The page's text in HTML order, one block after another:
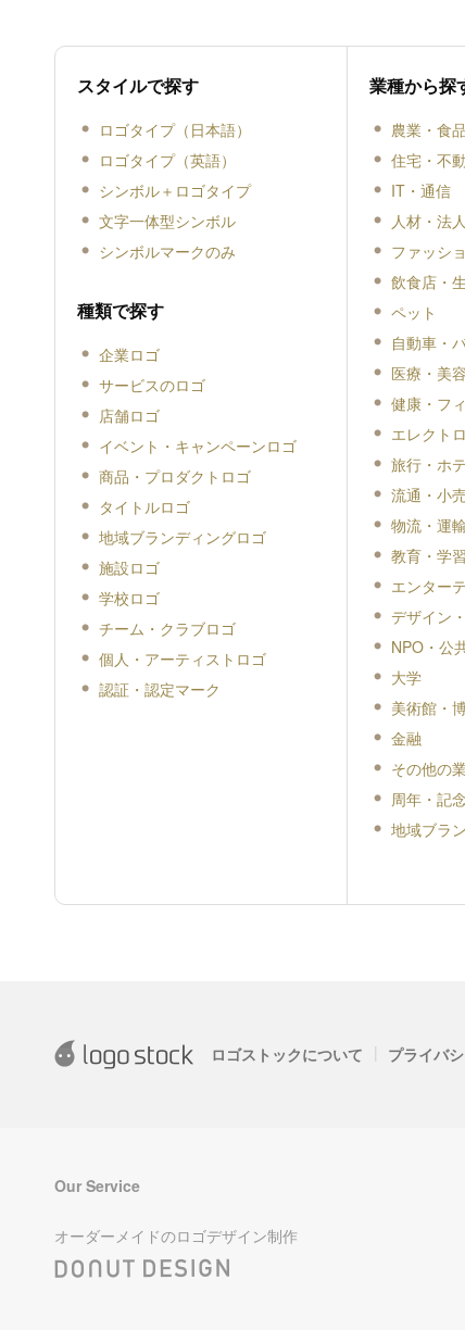
スタイルで探す
ロゴタイプ（日本語）
ロゴタイプ（英語）
シンボル＋ロゴタイプ
文字一体型シンボル
シンボルマークのみ
種類で探す
企業ロゴ
サービスのロゴ
店舗ロゴ
イベント・キャンペーンロゴ
商品・プロダクトロゴ
タイトルロゴ
地域ブランディングロゴ
施設ロゴ
学校ロゴ
チーム・クラブロゴ
個人・アーティストロゴ
認証・認定マーク
業種から探
農業・食品
住宅・不
IT・通信
人材・法
ファッシ
飲食店・
ペット
自動車・
医療・美容
健康・フ
エレクト
旅行・ホ
流通・小
物流・運
教育・学習
エンター
デザイン
NPO・公
大学
美術館・
金融
その他の
周年・記念
地域ブラ
ロゴストックについて | プライバ
Our Service
オーダーメイドのロゴデザイン制作